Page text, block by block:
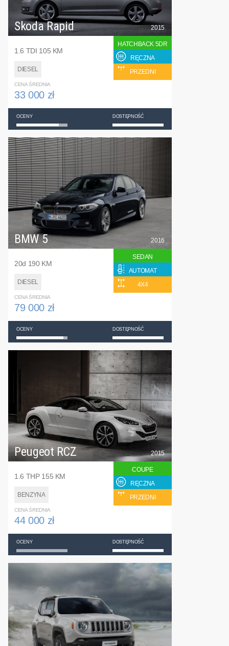
Skoda Rapid
1.6 TDI 105 KM
DIESEL
2015
HATCHBACK 5DR
RĘCZNA
PRZEDNI
CENA ŚREDNIA
33 000 zł
OCENY DOSTĘPNOŚĆ
BMW 5
20d 190 KM
DIESEL
2016
SEDAN
AUTOMAT
4X4
CENA ŚREDNIA
79 000 zł
OCENY DOSTĘPNOŚĆ
Peugeot RCZ
1.6 THP 155 KM
BENZYNA
2015
COUPE
RĘCZNA
PRZEDNI
CENA ŚREDNIA
44 000 zł
OCENY DOSTĘPNOŚĆ